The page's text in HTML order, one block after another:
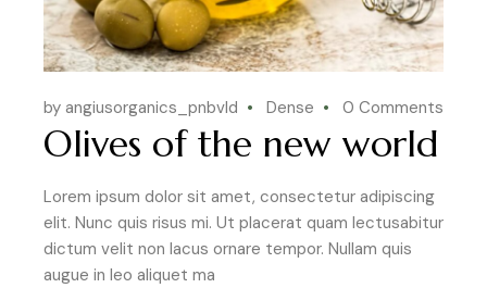
by angiusorganics_pnbvld Dense 0 Comments
Olives of the new world
Lorem ipsum dolor sit amet, consectetur adipiscing
elit. Nunc quis risus mi. Ut placerat quam lectusabitur
dictum velit non lacus ornare tempor. Nullam quis
augue in leo aliquet ma